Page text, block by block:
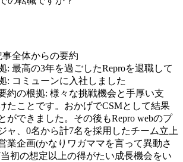
事全体からの要約
: 最高の3年を過ごしたReproを退職して
: コミューンに入社しました
約の根拠: 様々な挑戦機会と手厚い支
たことです。おかげでCSMとして結果
ができました。その後もRepro webのプ
ャ、0名から計7名を採用したチーム立上
業企画(かなりワガママを言って異動さ
初の想定以上の得がたい成長機会をい